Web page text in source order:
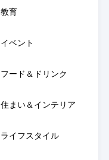
教育
イベント
フード＆ドリンク
住まい＆インテリア
ライフスタイル